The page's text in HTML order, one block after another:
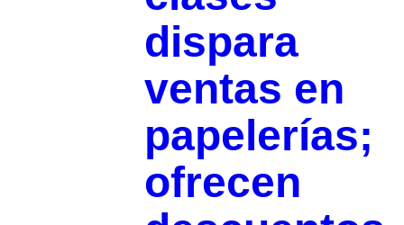
dispara
ventas en
papelerías;
ofrecen